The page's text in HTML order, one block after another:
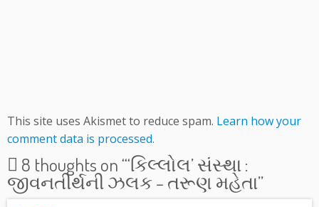
This site uses Akismet to reduce spam. Learn how your
comment data is processed.
8 thoughts on “‘કિલ્લોલ’ સંસ્થા :
જીવનતીર્થની ઝલક – તરૂણ મહેતા”